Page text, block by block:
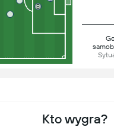
Kto wygra?